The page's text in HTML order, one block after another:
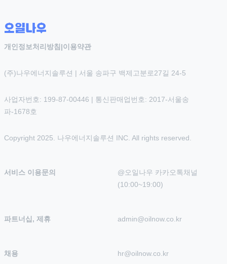
개인정보처리방침 |이용약관
(주)나우에너지솔루션 | 서울 송파구 백제고분로27길 24-5
사업자번호: 199-87-00446 | 통신판매업번호: 2017-서울송
파-1678호
Copyright 2025. 나우에너지솔루션 INC. All rights reserved.
서비스 이용문의
@오일나우 카카오톡채널
(10:00~19:00)
파트너십, 제휴 admin@oilnow.co.kr
채용 hr@oilnow.co.kr